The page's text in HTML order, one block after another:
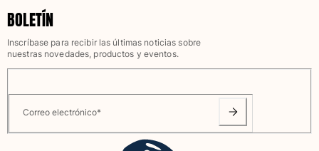
BOLETÍN
Inscríbase para recibir las últimas noticias sobre
nuestras novedades, productos y eventos.
Correo electrónico*